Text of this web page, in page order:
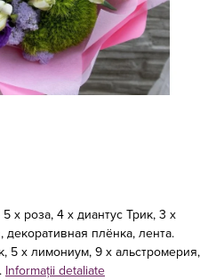
х роза, 4 х диантус Трик, 3 х
плёнка, лента.
5 х лимониум, 9 х альстромерия,
Informaţii detaliate